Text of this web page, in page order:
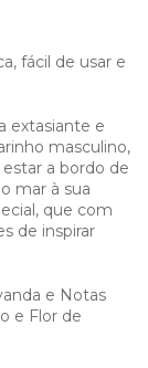
fácil de usar e
extasiante e
masculino,
a bordo de
mar à sua
que com
de inspirar
e Notas
e Flor de